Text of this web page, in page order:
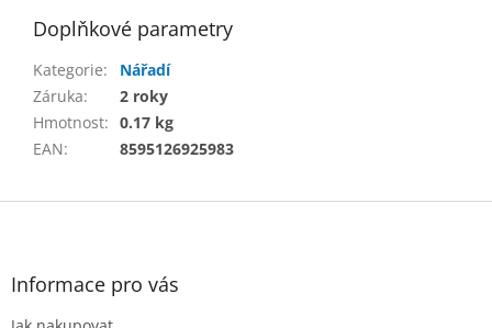
Doplňkové parametry
Kategorie:
Nářadí
Záruka:
2 roky
Hmotnost: 0.17 kg
EAN: 8595126925983
Z
Informace pro vás